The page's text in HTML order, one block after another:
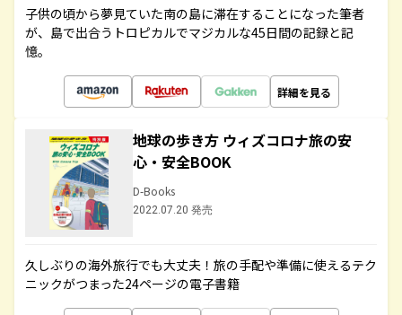
子供の頃から夢見ていた南の島に滞在することになった筆者
が、島で出合うトロピカルでマジカルな45日間の記録と記
憶。
詳細を見る
地球の歩き方 ウィズコロナ旅の安
心・安全BOOK
D-Books
2022.07.20 発売
久しぶりの海外旅行でも大丈夫！旅の手配や準備に使えるテク
ニックがつまった24ページの電子書籍